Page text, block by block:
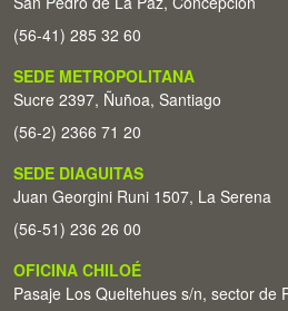
(56-41) 285 32 60
SEDE METROPOLITANA
Sucre 2397, Ñuñoa, Santiago
(56-2) 2366 71 20
SEDE DIAGUITAS
Juan Georgini Runi 1507, La Serena
(56-51) 236 26 00
OFICINA CHILOÉ
Pasaje Los Queltehues s/n, sector de